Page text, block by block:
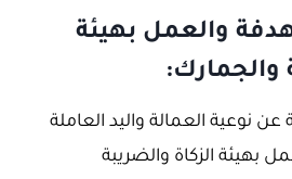
والعمل بهيئة
والجمارك:
نوعية العمالة واليد العاملة
بهيئة الزكاة والضريبة